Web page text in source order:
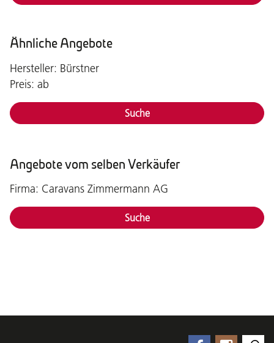
Ähnliche Angebote
Hersteller: Bürstner
Preis: ab
Suche
Angebote vom selben Verkäufer
Firma: Caravans Zimmermann AG
Suche